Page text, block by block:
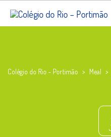
Colégio do Rio - Portimão > Meal >